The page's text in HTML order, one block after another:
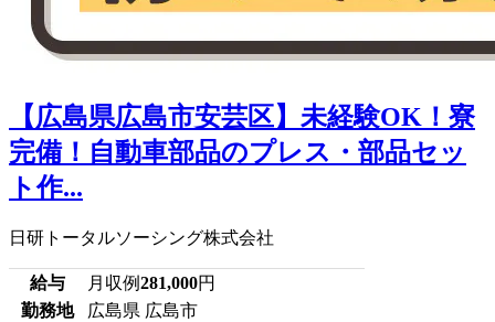
【広島県広島市安芸区】未経験OK！寮
完備！自動車部品のプレス・部品セッ
ト作...
日研トータルソーシング株式会社
給与 月収例281,000円
勤務地
広島県 広島市